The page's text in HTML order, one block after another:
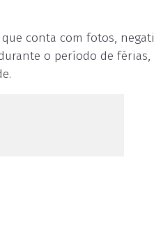
conta com fotos,
o período de férias,